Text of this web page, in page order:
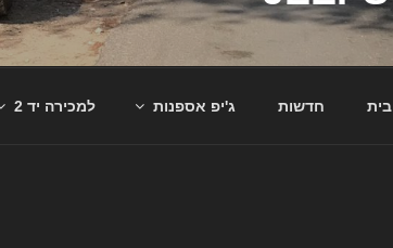
בית חדשות ג'יפ אספנות למכירה יד 2